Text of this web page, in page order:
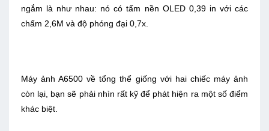
ngắm là như nhau: nó có tấm nền OLED 0,39 in với các
chấm 2,6M và độ phóng đại 0,7x.
Máy ảnh A6500 về tổng thể giống với hai chiếc máy ảnh
còn lại, bạn sẽ phải nhìn rất kỹ để phát hiện ra một số điểm
khác biệt.